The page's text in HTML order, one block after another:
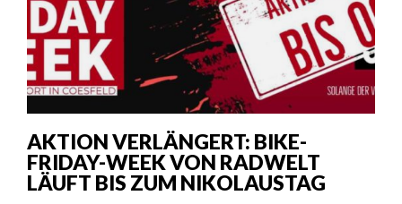
AKTION VERLÄNGERT: BIKE-
FRIDAY-WEEK VON RADWELT
LÄUFT BIS ZUM NIKOLAUSTAG